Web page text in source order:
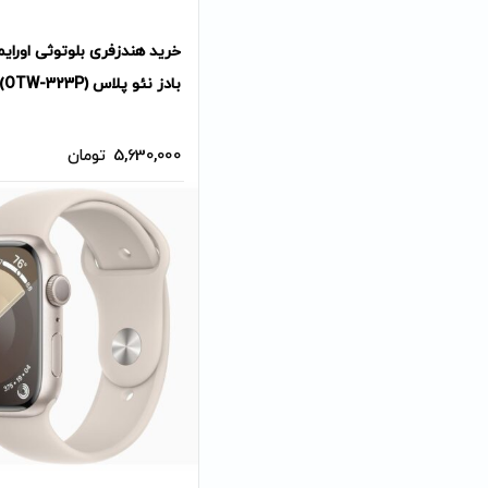
خرید هندزفری بلوتوثی
بادز نئو پلاس (OTW-323P)
5,630,000 تومان